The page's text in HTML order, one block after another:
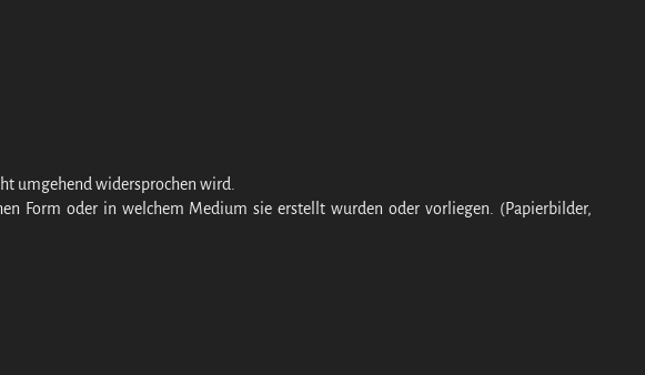
umgehend widersprochen wird.
Form oder in welchem Medium sie erstellt wurden oder vorliegen. (Papierbilder,